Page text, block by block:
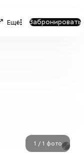
Ещё Забронировать
1 / 1 фото